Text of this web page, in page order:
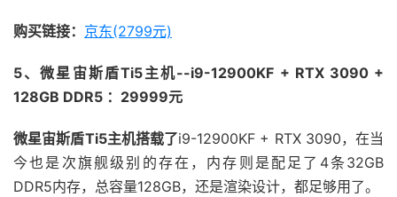
购买链接： 京东(2799元)
5、微星宙斯盾Ti5主机--i9-12900KF + RTX 3090 +
128GB DDR5 ：29999元
微星宙斯盾Ti5主机搭载了i9-12900KF + RTX 3090，在当
今也是次旗舰级别的存在，内存则是配足了4条32GB
DDR5内存，总容量128GB，还是渲染设计，都足够用了。